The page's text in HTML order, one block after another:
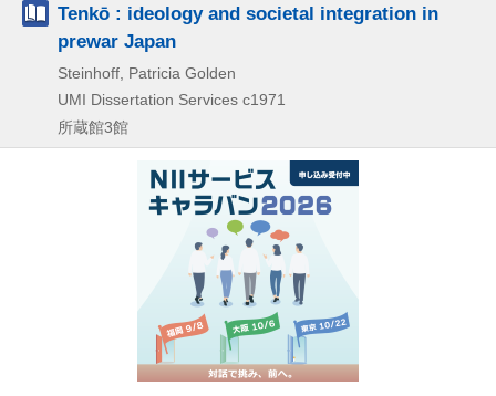
Tenkō : ideology and societal integration in
prewar Japan
Steinhoff, Patricia Golden
UMI Dissertation Services c1971
所蔵館3館